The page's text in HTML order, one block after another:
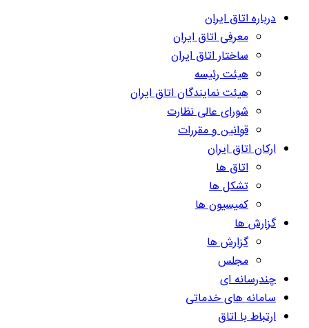
درباره اتاق ایران
معرفی اتاق ایران
ساختار اتاق ایران
هیئت رئیسه
هیئت نمایندگان اتاق ایران
شورای عالی نظارت
قوانین و مقررات
ارکان اتاق ایران
اتاق ها
تشکل ها
کمیسیون ها
گزارش ها
گزارش ها
مجلس
چندرسانه ای
سامانه های خدماتی
ارتباط با اتاق